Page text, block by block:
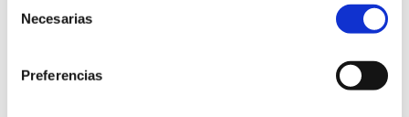
Necesarias
Preferencias